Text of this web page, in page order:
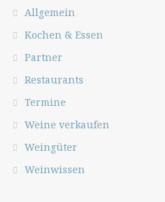
Allgemein
Kochen & Essen
Partner
Restaurants
Termine
Weine verkaufen
Weingüter
Weinwissen